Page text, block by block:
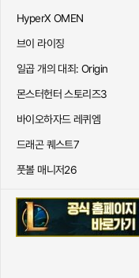
HyperX OMEN
브이 라이징
일곱 개의 대죄: Origin
몬스터헌터 스토리즈3
바이오하자드 레퀴엠
드래곤 퀘스트7
풋볼 매니저26